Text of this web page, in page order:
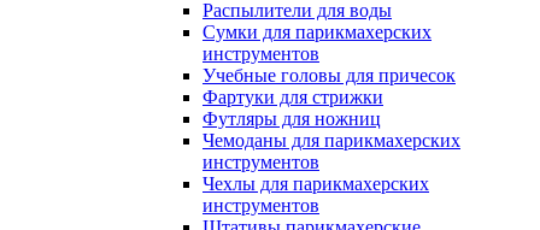
Распылители для воды
Сумки для парикмахерских
инструментов
Учебные головы для причесок
Фартуки для стрижки
Футляры для ножниц
Чемоданы для парикмахерских
инструментов
Чехлы для парикмахерских
инструментов